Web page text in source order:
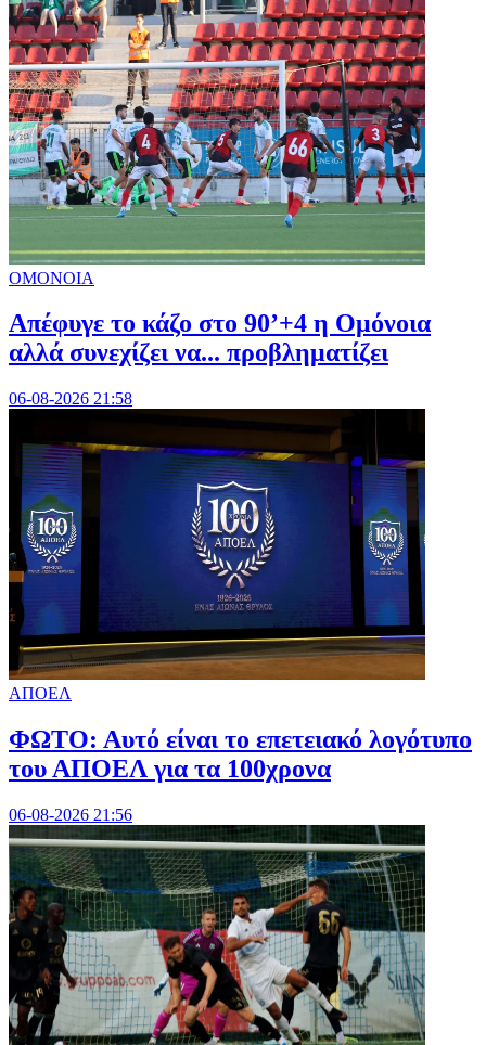
ΟΜΟΝΟΙΑ
Απέφυγε το κάζο στο 90’+4 η Ομόνοια
αλλά συνεχίζει να... προβληματίζει
06-08-2026 21:58
ΑΠΟΕΛ
ΦΩΤΟ: Αυτό είναι το επετειακό λογότυπο
του ΑΠΟΕΛ για τα 100χρονα
06-08-2026 21:56